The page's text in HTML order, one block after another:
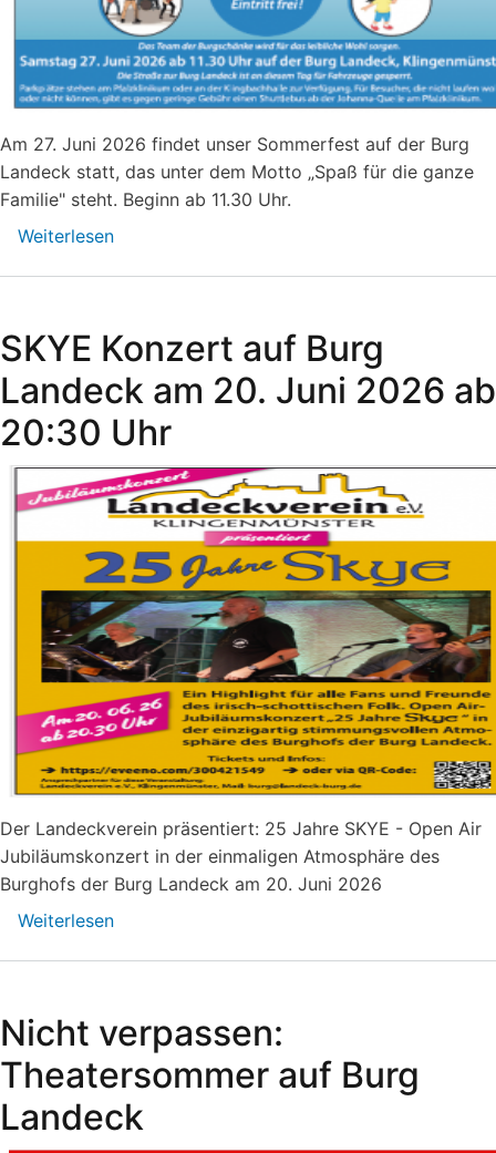
Am 27. Juni 2026 findet unser Sommerfest auf der Burg
Landeck statt, das unter dem Motto „Spaß für die ganze
Familie" steht. Beginn ab 11.30 Uhr.
Weiterlesen
Landeck
SKYE Konzert auf Burg
Landeck am 20. Juni 2026 ab
20:30 Uhr​​​​​​​​​​​​​​
Der Landeckverein präsentiert: 25 Jahre SKYE - Open Air
Jubiläumskonzert in der einmaligen Atmosphäre des
Burghofs der Burg Landeck am 20. Juni 2026
Weiterlesen
Burg
Landeck
am
20.
Nicht verpassen:
Theatersommer auf Burg
Landeck